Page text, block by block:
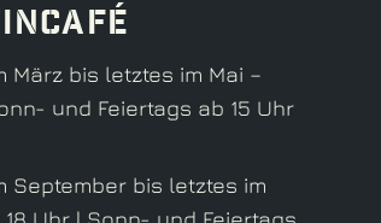
März bis letztes im Mai –
und Feiertags ab 15 Uhr
September bis letztes im